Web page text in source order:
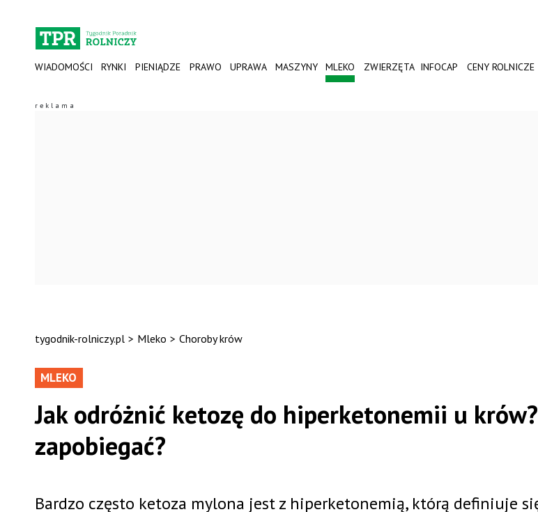
WIADOMOŚCI RYNKI PIENIĄDZE PRAWO UPRAWA MASZYNY MLEKO ZWIERZĘTA INFOCAP CENY ROLNICZE
tygodnik-rolniczy.pl > Mleko > Choroby krów
MLEKO
Jak odróżnić ketozę do hiperketonemii u
zapobiegać?
Bardzo często ketoza mylona jest z hiperketonemią, którą definiuje